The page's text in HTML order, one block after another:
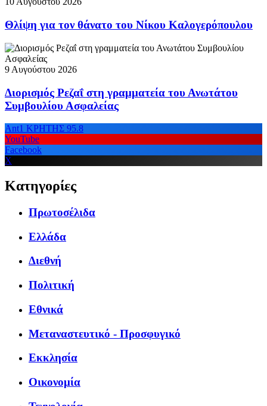
Θλίψη για τον θάνατο του Νίκου Καλογερόπουλου
9 Αυγούστου 2026
Διορισμός Ρεζαΐ στη γραμματεία του Ανωτάτου
Συμβουλίου Ασφαλείας
Ant1 ΚΡΗΤΗΣ 95.8
YouTube
Facebook
X
Κατηγορίες
Πρωτοσέλιδα
Ελλάδα
Διεθνή
Πολιτική
Εθνικά
Μεταναστευτικό - Προσφυγικό
Εκκλησία
Οικονομία